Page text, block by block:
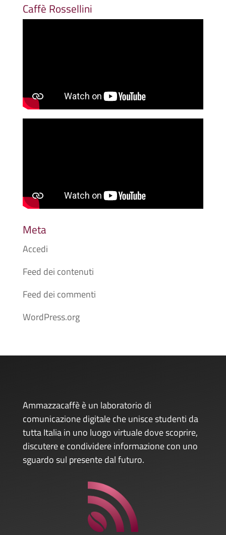
Caffè Rossellini
Meta
Accedi
Feed dei contenuti
Feed dei commenti
WordPress.org
Ammazzacaffè è un laboratorio di
comunicazione digitale che unisce studenti da
tutta Italia in uno luogo virtuale dove scoprire,
discutere e condividere informazione con uno
sguardo sul presente dal futuro.